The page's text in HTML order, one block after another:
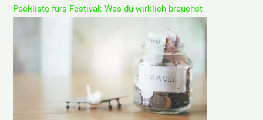
Packliste fürs Festival: Was du wirklich brauchst